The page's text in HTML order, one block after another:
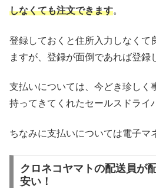
しなくても注文できます。
登録しておくと住所入力しなくて
ますが、登録が面倒であれば登録
支払いについては、今どき珍しく
持ってきてくれたセールスドライ
ちなみに支払いについては電子マ
クロネコヤマトの配送員が
安い！